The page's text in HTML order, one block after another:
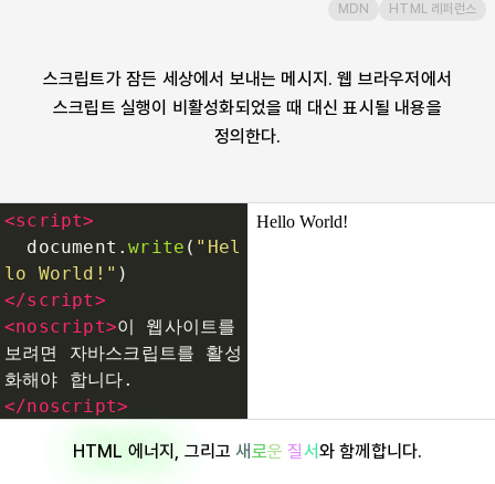
ol
optgroup
option
pre
스크립트가 잠든 세상에서 보내는 메시지. 웹 브라우저에서
스크립트 실행이 비활성화되었을 때 대신 표시될 내용을
정의한다.
MDN HTML 레퍼런스
<script>
document .write ( "Hel
lo World!" )
</script>
<noscript>이 웹사이트를
보려면 자바스크립트를 활성
화해야 합니다.
</noscript>
HTML 에너지 , 그리고 새로운 질서와 함께합니다.